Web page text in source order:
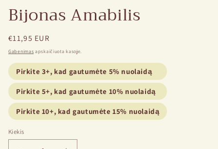
Bijonas Amabilis
Įprasta
kaina
€11,95 EUR
Gabenimas apskaičiuota kasoje.
Pirkite 3+, kad gautumėte 5% nuolaidą
Pirkite 5+, kad gautumėte 10% nuolaidą
Pirkite 10+, kad gautumėte 15% nuolaidą
Kiekis